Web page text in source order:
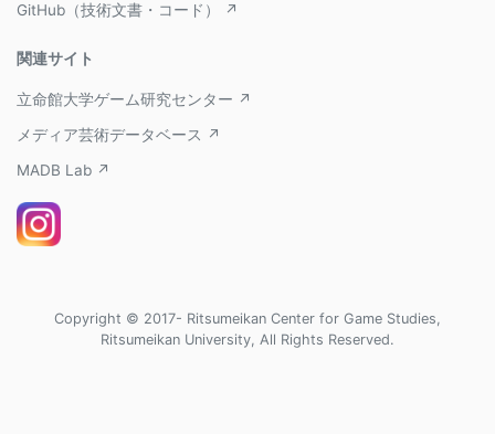
GitHub（技術文書・コード） ↗
関連サイト
立命館大学ゲーム研究センター ↗
メディア芸術データベース ↗
MADB Lab ↗
Copyright © 2017- Ritsumeikan Center for Game Studies,
Ritsumeikan University, All Rights Reserved.